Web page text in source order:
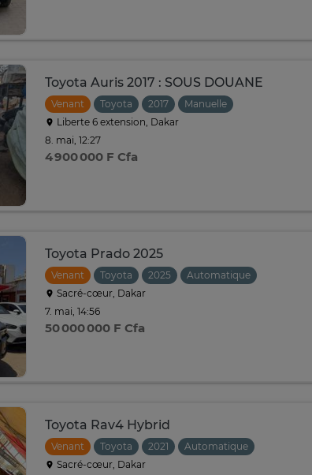
Toyota Auris 2017 : SOUS DOUANE
Venant Toyota 2017
Manuelle
Liberte 6 extension, Dakar
8. mai, 12:27
4 900 000 F Cfa
Toyota Prado 2025
Venant Toyota 2025
Automatique
Sacré-cœur, Dakar
7. mai, 14:56
50 000 000 F Cfa
Toyota Rav4 Hybrid
Venant Toyota 2021
Automatique
Sacré-cœur, Dakar